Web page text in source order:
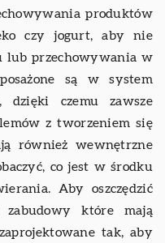
produktów
czy jogurt, aby nie
lub przechowywania w
są w system
dzięki czemu zawsze
z tworzeniem się
również wewnętrzne
co jest w środku
Aby oszczędzić
które mają
tak, aby